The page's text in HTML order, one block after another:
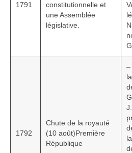
1791
constitutionnelle et
une Assemblée
législative.
1792
Chute de la royauté
(10 août)Première
République
–